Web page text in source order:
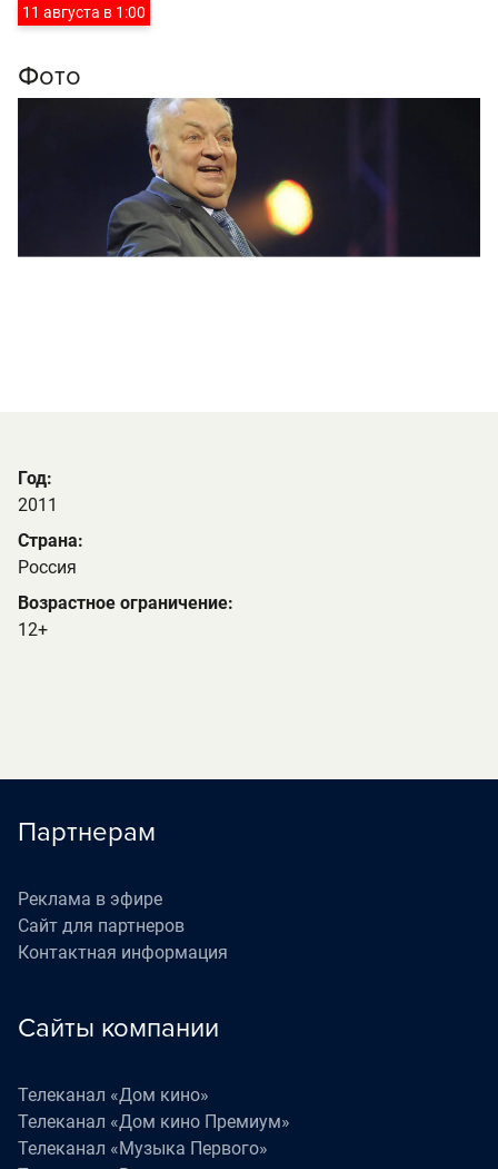
11 августа в 1:00
Фото
Год:
2011
Страна:
Россия
Возрастное ограничение:
12+
Партнерам
Реклама в эфире
Сайт для партнеров
Контактная информация
Сайты компании
Телеканал «Дом кино»
Телеканал «Дом кино Премиум»
Телеканал «Музыка Первого»